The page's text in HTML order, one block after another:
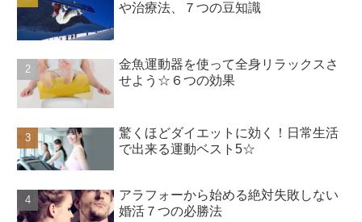
や治療法、７つの豆知識
金魚運動器を使って全身リラックスさ
せよう☆６つの効果
驚くほどダイエットに効く！日常生活
で出来る運動ベスト5☆
アラフォーから始める絶対失敗しない
婚活７つの必勝法